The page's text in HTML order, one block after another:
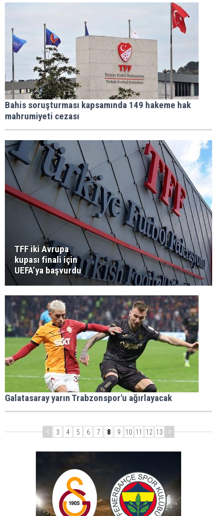
Bahis soruşturması kapsamında 149 hakeme hak
mahrumiyeti cezası
TFF iki Avrupa
kupası finali için
UEFA’ya başvurdu
Galatasaray yarın Trabzonspor'u ağırlayacak
3 4 5 6 7 8 9 10 11 12 13